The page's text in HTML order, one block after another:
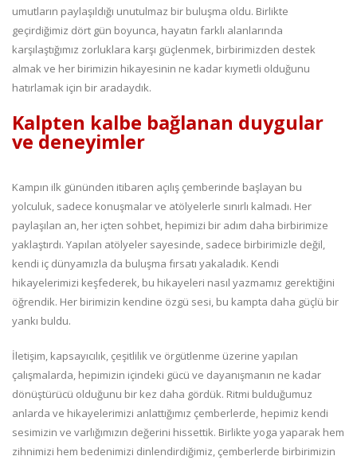
umutların paylaşıldığı unutulmaz bir buluşma oldu. Birlikte
geçirdiğimiz dört gün boyunca, hayatın farklı alanlarında
karşılaştığımız zorluklara karşı güçlenmek, birbirimizden destek
almak ve her birimizin hikayesinin ne kadar kıymetli olduğunu
hatırlamak için bir aradaydık.
Kalpten kalbe bağlanan duygular
ve deneyimler
Kampın ilk gününden itibaren açılış çemberinde başlayan bu
yolculuk, sadece konuşmalar ve atölyelerle sınırlı kalmadı. Her
paylaşılan an, her içten sohbet, hepimizi bir adım daha birbirimize
yaklaştırdı. Yapılan atölyeler sayesinde, sadece birbirimizle değil,
kendi iç dünyamızla da buluşma fırsatı yakaladık. Kendi
hikayelerimizi keşfederek, bu hikayeleri nasıl yazmamız gerektiğini
öğrendik. Her birimizin kendine özgü sesi, bu kampta daha güçlü bir
yankı buldu.
İletişim, kapsayıcılık, çeşitlilik ve örgütlenme üzerine yapılan
çalışmalarda, hepimizin içindeki gücü ve dayanışmanın ne kadar
dönüştürücü olduğunu bir kez daha gördük. Ritmi bulduğumuz
anlarda ve hikayelerimizi anlattığımız çemberlerde, hepimiz kendi
sesimizin ve varlığımızın değerini hissettik. Birlikte yoga yaparak hem
zihnimizi hem bedenimizi dinlendirdiğimiz, çemberlerde birbirimizin